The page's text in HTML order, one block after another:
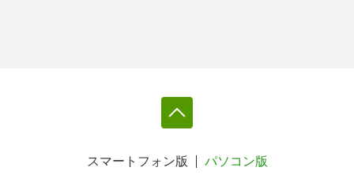
スマートフォン版 パソコン版